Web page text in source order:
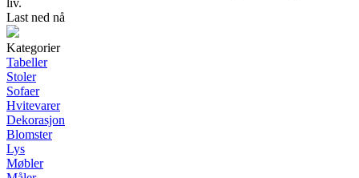
liv.
Last ned nå
Kategorier
Tabeller
Stoler
Sofaer
Hvitevarer
Dekorasjon
Blomster
Lys
Møbler